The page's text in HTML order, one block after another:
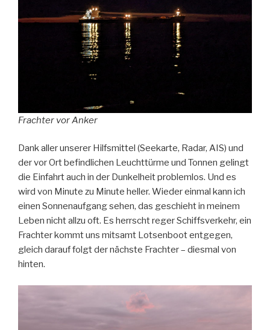
Frachter vor Anker
Dank aller unserer Hilfsmittel (Seekarte, Radar, AIS) und
der vor Ort befindlichen Leuchttürme und Tonnen gelingt
die Einfahrt auch in der Dunkelheit problemlos. Und es
wird von Minute zu Minute heller. Wieder einmal kann ich
einen Sonnenaufgang sehen, das geschieht in meinem
Leben nicht allzu oft. Es herrscht reger Schiffsverkehr, ein
Frachter kommt uns mitsamt Lotsenboot entgegen,
gleich darauf folgt der nächste Frachter – diesmal von
hinten.